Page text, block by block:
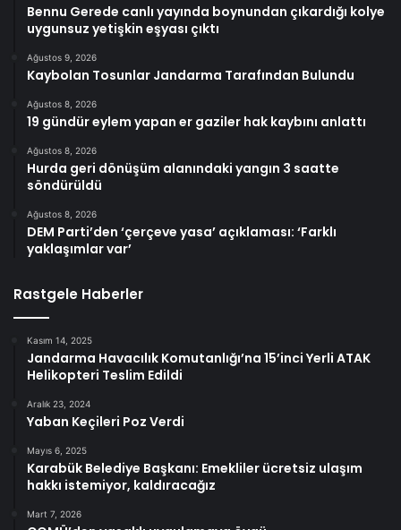
Bennu Gerede canlı yayında boynundan çıkardığı kolye
uygunsuz yetişkin eşyası çıktı
Ağustos 9, 2026
Kaybolan Tosunlar Jandarma Tarafından Bulundu
Ağustos 8, 2026
19 gündür eylem yapan er gaziler hak kaybını anlattı
Ağustos 8, 2026
Hurda geri dönüşüm alanındaki yangın 3 saatte
söndürüldü
Ağustos 8, 2026
DEM Parti’den ‘çerçeve yasa’ açıklaması: ‘Farklı
yaklaşımlar var’
Rastgele Haberler
Kasım 14, 2025
Jandarma Havacılık Komutanlığı’na 15’inci Yerli ATAK
Helikopteri Teslim Edildi
Aralık 23, 2024
Yaban Keçileri Poz Verdi
Mayıs 6, 2025
Karabük Belediye Başkanı: Emekliler ücretsiz ulaşım
hakkı istemiyor, kaldıracağız
Mart 7, 2026